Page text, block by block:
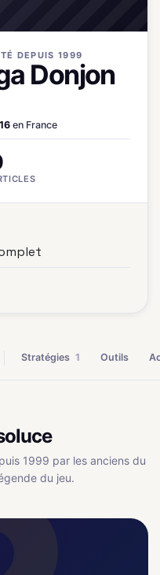
DEPUIS 1999
Donjon
en France
Stratégies 1 Outils
1999 par les anciens du
du jeu.